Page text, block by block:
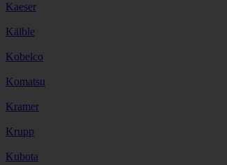
Kaeser
Kälble
Kobelco
Komatsu
Kramer
Krupp
Kubota